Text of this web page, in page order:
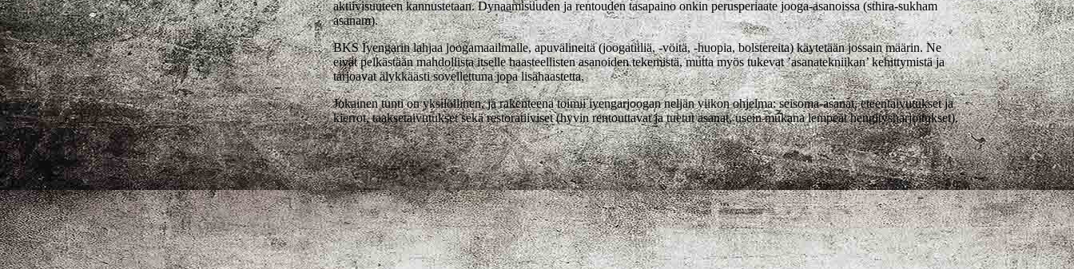
aktiivisuuteen kannustetaan. Dynaamisuuden ja rentouden tasapaino onkin perusperiaate jooga-asanoissa (sthira-sukham
asanam).
BKS Iyengarin lahjaa joogamaailmalle, apuvälineitä (joogatiiliä, -vöitä, -huopia, bolstereita) käytetään jossain määrin. Ne
eivät pelkästään mahdollista itselle haasteellisten asanoiden tekemistä, mutta myös tukevat ’asanatekniikan’ kehittymistä ja
tarjoavat älykkäästi sovellettuna jopa lisähaastetta.
Jokainen tunti on yksilöllinen, ja rakenteena toimii iyengarjoogan neljän viikon ohjelma: seisoma-asanat, eteentaivutukset ja
kierrot, taaksetaivutukset sekä restoratiiviset (hyvin rentouttavat ja tuetut asanat, usein mukana lempeät hengitysharjoitukset).